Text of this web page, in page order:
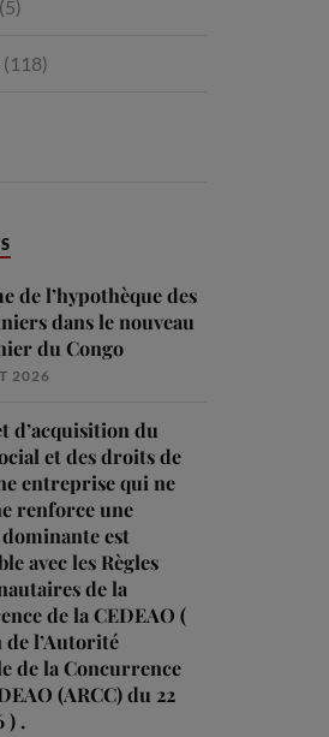
(5)
(118)
de l’hypothèque des
dans le nouveau
du Congo
2026
d’acquisition du
et des droits de
entreprise qui ne
renforce une
est
avec les Règles
de la
de la CEDEAO (
de l’Autorité
de la Concurrence
(ARCC) du 22
) .